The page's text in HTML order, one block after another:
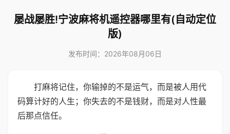
屡战屡胜!宁波麻将机遥控器哪里有(自动定位
版)
发布时间：2026年08月06日
打麻将记住，你输掉的不是运气，而是被人用代
码算计好的人生；你失去的不是钱财，而是对人性最
后那点信任。